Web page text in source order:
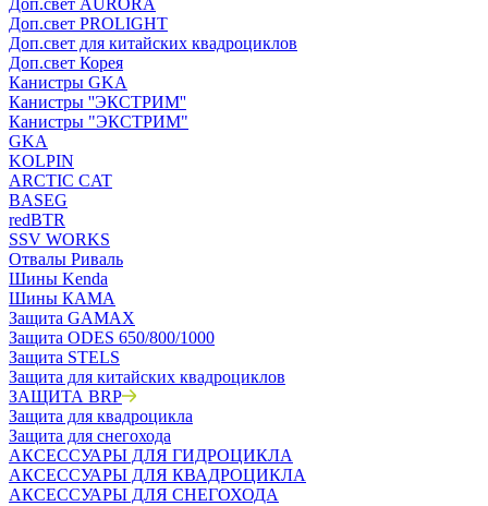
Доп.свет AURORA
Доп.свет PROLIGHT
Доп.свет для китайских квадроциклов
Доп.свет Корея
Канистры GKA
Канистры ''ЭКСТРИМ''
Канистры "ЭКСТРИМ"
GKA
KOLPIN
ARCTIC CAT
BASEG
redBTR
SSV WORKS
Отвалы Риваль
Шины Kenda
Шины КАМА
Защита GAMAX
Защита ODES 650/800/1000
Защита STELS
Защита для китайских квадроциклов
ЗАЩИТА BRP
Защита для квадроцикла
Защита для снегохода
АКСЕССУАРЫ ДЛЯ ГИДРОЦИКЛА
АКСЕССУАРЫ ДЛЯ КВАДРОЦИКЛА
АКСЕССУАРЫ ДЛЯ СНЕГОХОДА